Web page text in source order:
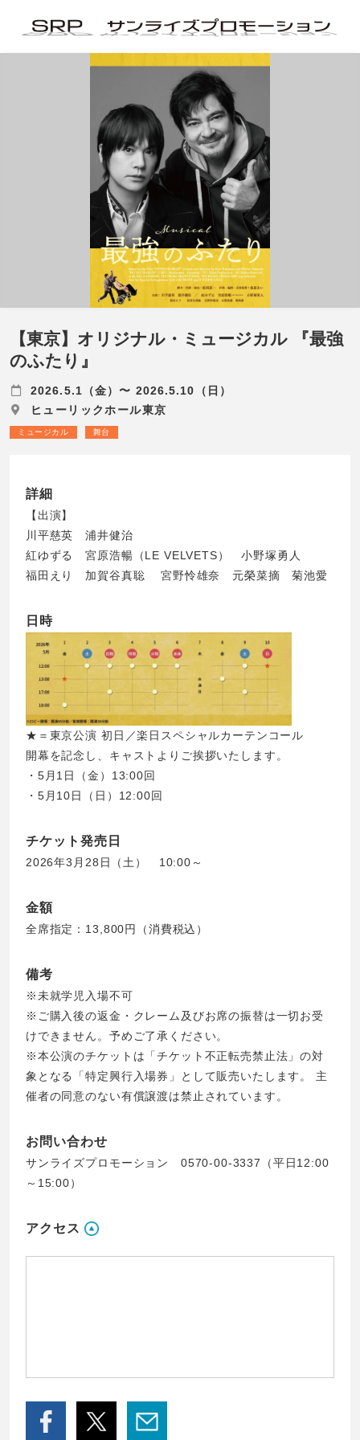
【東京】オリジナル・ミュージカル 『最強
のふたり』
2026.5.1（金）〜 2026.5.10（日）
ヒューリックホール東京
ミュージカル 舞台
詳細
【出演】
川平慈英 浦井健治
紅ゆずる 宮原浩暢（LE VELVETS） 小野塚勇人
福田えり 加賀谷真聡 宮野怜雄奈 元榮菜摘 菊池愛
日時
★＝東京公演 初日／楽日スペシャルカーテンコール
開幕を記念し、キャストよりご挨拶いたします。
・5月1日（金）13:00回
・5月10日（日）12:00回
チケット発売日
2026年3月28日（土） 10:00～
金額
全席指定：13,800円（消費税込）
備考
※未就学児入場不可
※ご購入後の返金・クレーム及びお席の振替は一切お受
けできません。予めご了承ください。
※本公演のチケットは「チケット不正転売禁止法」の対
象となる「特定興行入場券」として販売いたします。 主
催者の同意のない有償譲渡は禁止されています。
お問い合わせ
サンライズプロモーション 0570-00-3337（平日12:00
～15:00）
アクセス